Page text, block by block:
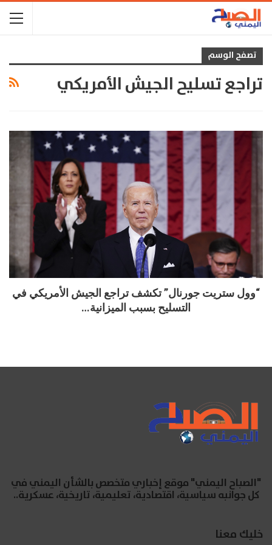
تصفح الوسم
تراجع تسليح الجيش الأمريكي
“وول ستريت جورنال” تكشف تراجع الجيش الأمريكي في
التسليح بسبب الميزانية…
"الصباح اليمني" موقع إخباري متخصص بالشأن اليمني في
كل جوانبه سياسية، اقتصادية، تعليمية، تاريخية، عسكرية..
خليك معنا